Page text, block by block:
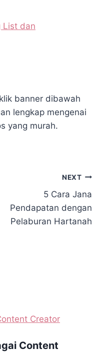
List dan
banner dibawah
lengkap mengenai
yang murah.
NEXT
5 Cara Jana
Pendapatan dengan
Pelaburan Hartanah
Content